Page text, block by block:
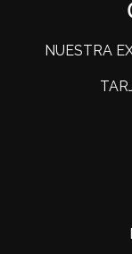
NUESTRA